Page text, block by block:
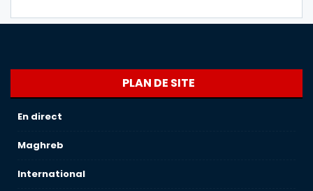
PLAN DE SITE
En direct
Maghreb
International